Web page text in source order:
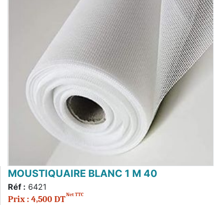
MOUSTIQUAIRE BLANC 1 M 40
Réf : 6421
Prix : 4,500 DTNet TTC